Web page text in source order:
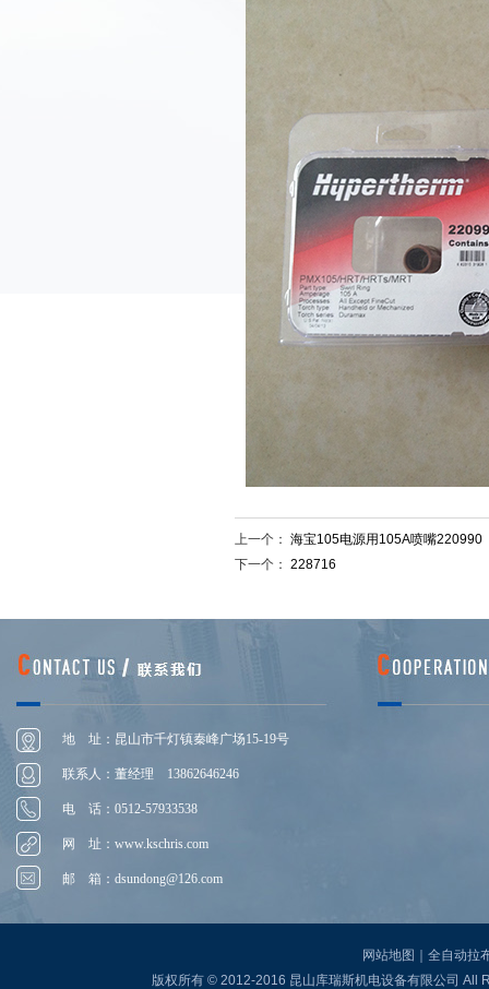
上一个： 海宝105电源用105A喷嘴220990
下一个： 228716
地 址：昆山市千灯镇秦峰广场15-19号
联系人：董经理 13862646246
电 话：0512-57933538
网 址： www.kschris.com
邮 箱： dsundong@126.com
网站地图
全自动拉
版权所有 © 2012-2016 昆山库瑞斯机电设备有限公司